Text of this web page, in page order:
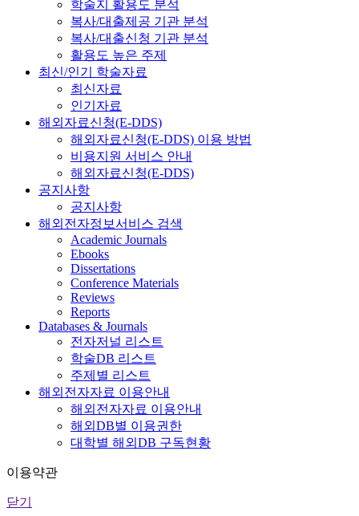
학술지 활용도 분석
복사/대출제공 기관 분석
복사/대출신청 기관 분석
활용도 높은 주제
최신/인기 학술자료
최신자료
인기자료
해외자료신청(E-DDS)
해외자료신청(E-DDS) 이용 방법
비용지원 서비스 안내
해외자료신청(E-DDS)
공지사항
공지사항
해외전자정보서비스 검색
Academic Journals
Ebooks
Dissertations
Conference Materials
Reviews
Reports
Databases & Journals
전자저널 리스트
학술DB 리스트
주제별 리스트
해외전자자료 이용안내
해외전자자료 이용안내
해외DB별 이용권한
대학별 해외DB 구독현황
이용약관
닫기